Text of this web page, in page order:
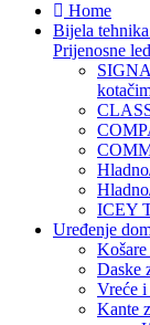
Home
Bijela tehnika
Prijenosne
ICEY
Uređenje
Daske
Vreće
Kante